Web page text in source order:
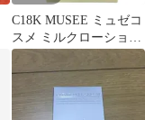
C18K MUSEE ミュゼコ
スメ ミルクローション
モイストプラス フルー
ティムスクの香り